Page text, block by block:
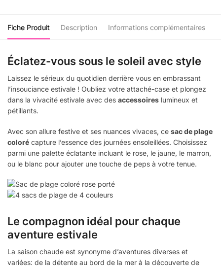
Fiche Produit Description Informations complémentaires
Éclatez-vous sous le soleil avec style
Laissez le sérieux du quotidien derrière vous en embrassant
l’insouciance estivale ! Oubliez votre attaché-case et plongez
dans la vivacité estivale avec des accessoires lumineux et
pétillants.
Avec son allure festive et ses nuances vivaces, ce sac de plage
coloré capture l’essence des journées ensoleillées. Choisissez
parmi une palette éclatante incluant le rose, le jaune, le marron,
ou le blanc pour ajouter une touche de peps à votre tenue.
Le compagnon idéal pour chaque
aventure estivale
La saison chaude est synonyme d’aventures diverses et
variées: de la détente au bord de la mer à la découverte de